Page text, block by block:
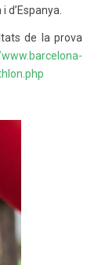
d’Espanya.
de la prova